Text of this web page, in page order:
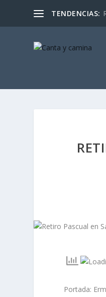
TENDENCIAS:
Portada: